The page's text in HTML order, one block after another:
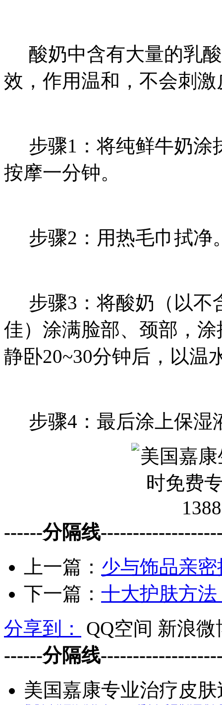
酸奶中含有大量的乳
效，作用温和，不会刺
步骤1：将纯鲜牛奶涂
按摩一分钟。
步骤2：用热毛巾拭净
步骤3：将酸奶（以不
佳）涂满脸部、颈部，
静卧20~30分钟后，以温
步骤4：最后涂上保湿
------分隔线
上一篇： 少与饰品亲
下一篇： 十大护肤方
分享到：
QQ空间 新浪微
------分隔线
美国嘉康专业治疗皮